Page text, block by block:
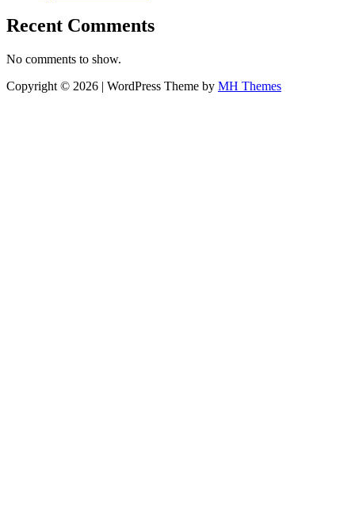
Recent Comments
No comments to show.
Copyright © 2026 | WordPress Theme by MH Themes